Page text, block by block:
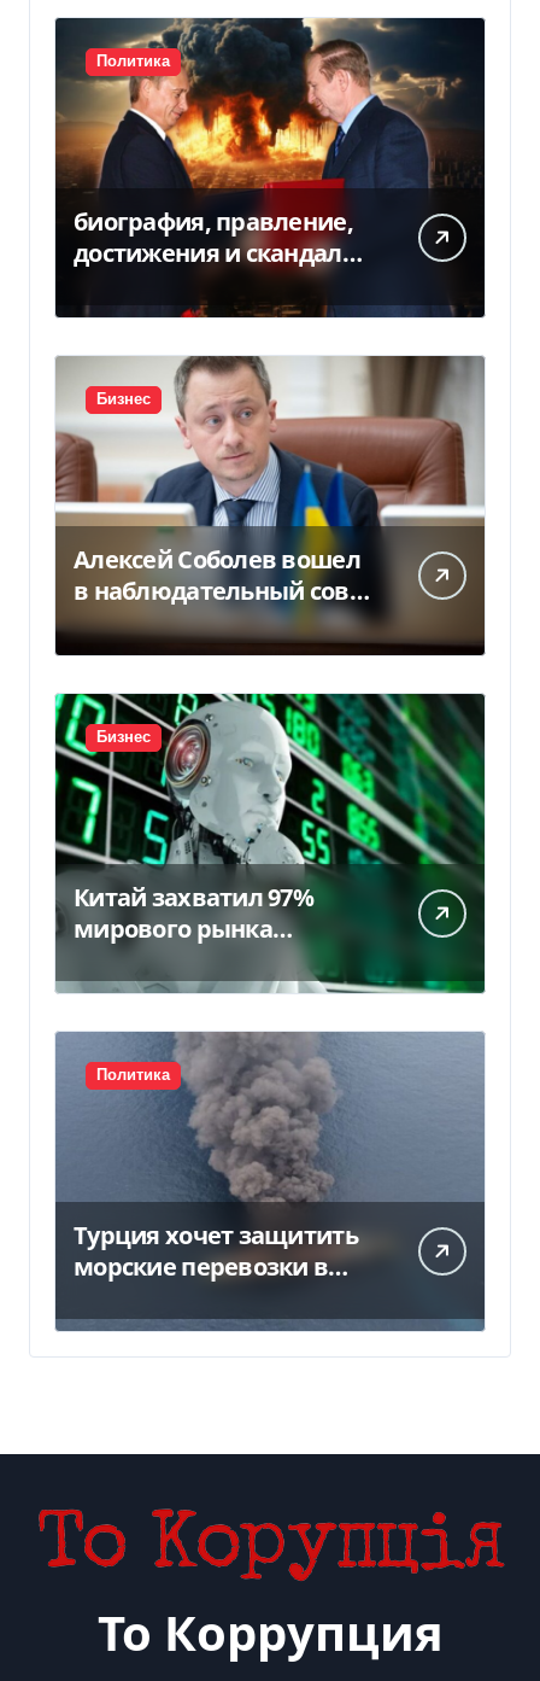
Политика
биография, правление,
достижения и скандалы
второго президента
Украины
Бизнес
Алексей Соболев вошел
в наблюдательный совет
«Нафтогаза» — Delo.ua
Бизнес
Китай захватил 97%
мирового рынка
гуманоидных роботов
Политика
Турция хочет защитить
морские перевозки в
предложение отправили
в Россию
То Коррупция